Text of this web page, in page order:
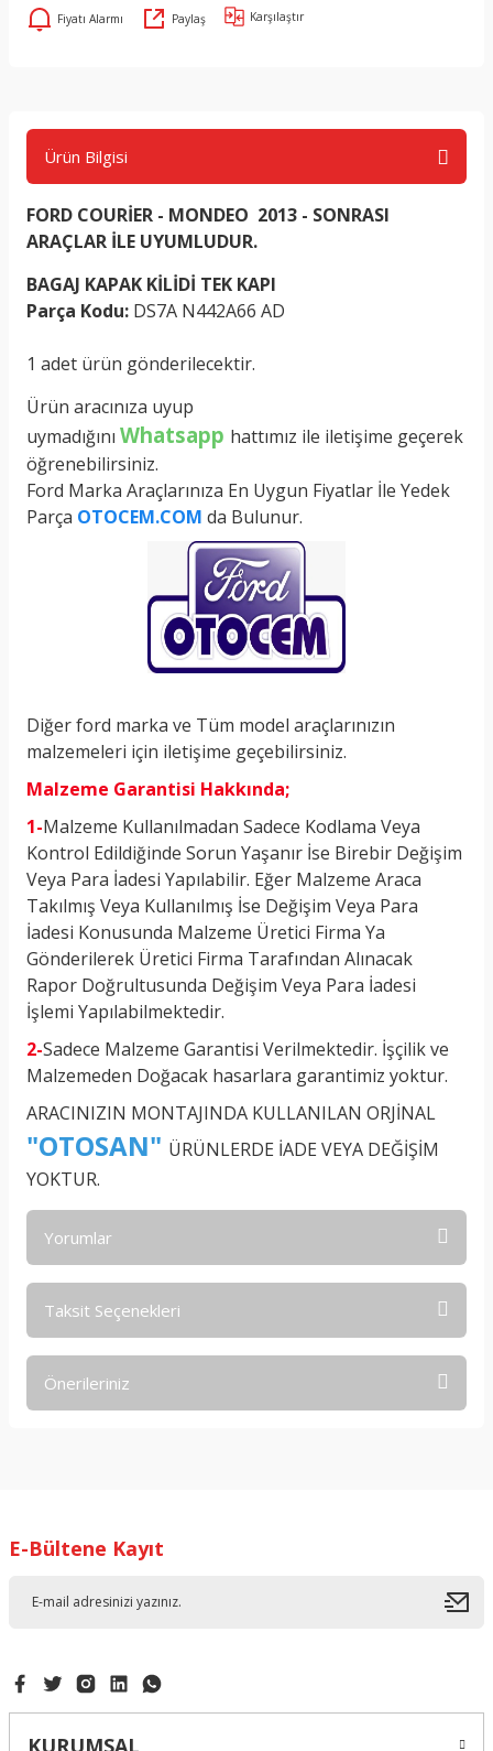
Fiyatı Alarmı Paylaş Karşılaştır
Ürün Bilgisi
FORD COURİER - MONDEO 2013 - SONRASI
ARAÇLAR İLE UYUMLUDUR.
BAGAJ KAPAK KİLİDİ TEK KAPI
Parça Kodu: DS7A N442A66 AD
1 adet ürün gönderilecektir.
Ürün aracınıza uyup
uymadığını Whatsapp hattımız ile iletişime geçerek
öğrenebilirsiniz.
Ford Marka Araçlarınıza En Uygun Fiyatlar İle Yedek
Parça OTOCEM.COM da Bulunur.
Diğer ford marka ve Tüm model araçlarınızın
malzemeleri için iletişime geçebilirsiniz.
Malzeme Garantisi Hakkında;
1-Malzeme Kullanılmadan Sadece Kodlama Veya
Kontrol Edildiğinde Sorun Yaşanır İse Birebir Değişim
Veya Para İadesi Yapılabilir. Eğer Malzeme Araca
Takılmış Veya Kullanılmış İse Değişim Veya Para
İadesi Konusunda Malzeme Üretici Firma Ya
Gönderilerek Üretici Firma Tarafından Alınacak
Rapor Doğrultusunda Değişim Veya Para İadesi
İşlemi Yapılabilmektedir.
2-Sadece Malzeme Garantisi Verilmektedir. İşçilik ve
Malzemeden Doğacak hasarlara garantimiz yoktur.
ARACINIZIN MONTAJINDA KULLANILAN ORJİNAL
"OTOSAN" ÜRÜNLERDE İADE VEYA DEĞİŞİM
YOKTUR.
Yorumlar
Taksit Seçenekleri
Önerileriniz
Ürün resmi kalitesiz, bozuk veya görüntülenemiyor.
Bu ürüne benzer farklı alternatifler olmalı.
E-Bültene Kayıt
KURUMSAL